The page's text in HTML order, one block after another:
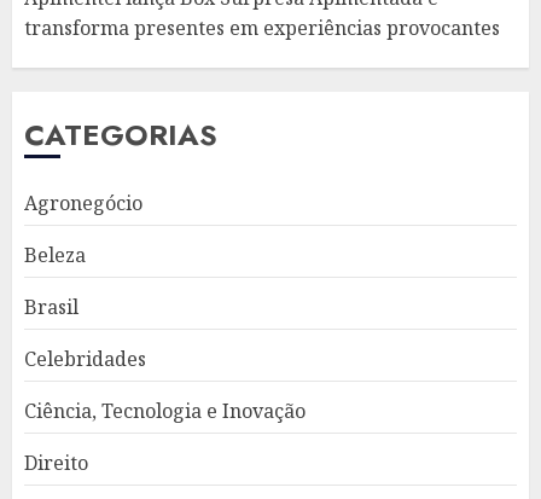
transforma presentes em experiências provocantes
CATEGORIAS
Agronegócio
Beleza
Brasil
Celebridades
Ciência, Tecnologia e Inovação
Direito